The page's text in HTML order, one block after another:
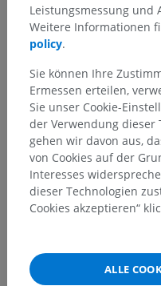
Leistungsmessung
Weitere Informationen
policy.
Sie können Ihre
Ermessen erteilen,
Sie unser Cookie-
der Verwendung dieser
gehen wir davon aus,
von Cookies auf der
Interesses
dieser Technologien
Cookies akzeptieren“
ALLE